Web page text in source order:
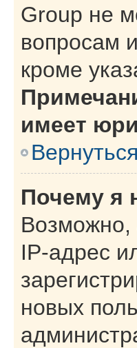
Group не
вопросам
кроме
имеет
Почему я
Возможно,
IP-адрес
новых